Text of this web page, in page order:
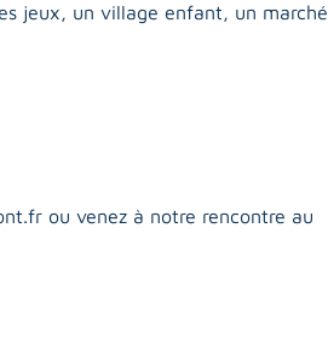
jeux, un village enfant, un marché
ou venez à notre rencontre au